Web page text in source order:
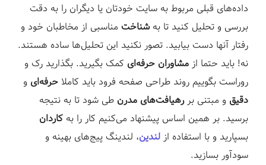
داده‌های قبلی مربوط به سایت خودتان یا دیگران را به دقت
بررسی و تحلیل کنید تا بهشناخت مناسبی از مخاطبان خود و
رفتار آنها دست بیابید. تصور نکنید این تحلیل‌ها ساده هستند.
نه! باید حتما ازمشاوران حرفه‌ای کمک بگیرید. بگذارید رک و
روراست بگوییم روند طراحی صفحه فرود باید کاملا حرفه‌ای و
دقیق و مبتنی بررهیافت‌های مدرن طی شود تا به نتیجه
برسید. بر همین اساس پیشنهاد می‌کنیم کار را به کاردان
بسپارید و با استفاده ازلندین، لندینگ پیج‌های بهینه و
سودآور بسازید.